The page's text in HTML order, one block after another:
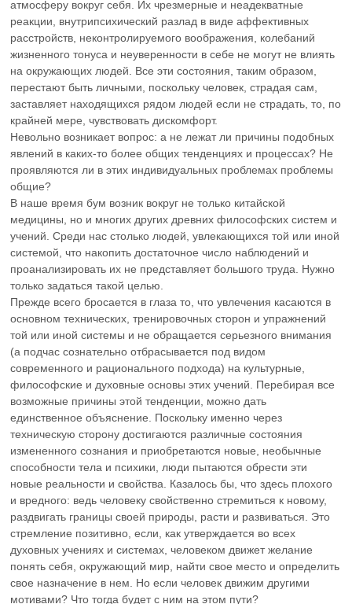
атмосферу вокруг себя. Их чрезмерные и неадекватные
реакции, внутрипсихический разлад в виде аффективных
расстройств, неконтролируемого воображения, колебаний
жизненного тонуса и неуверенности в себе не могут не влиять
на окружающих людей. Все эти состояния, таким образом,
перестают быть личными, поскольку человек, страдая сам,
заставляет находящихся рядом людей если не страдать, то, по
крайней мере, чувствовать дискомфорт.
Невольно возникает вопрос: а не лежат ли причины подобных
явлений в каких-то более общих тенденциях и процессах? Не
проявляются ли в этих индивидуальных проблемах проблемы
общие?
В наше время бум возник вокруг не только китайской
медицины, но и многих других древних философских систем и
учений. Среди нас столько людей, увлекающихся той или иной
системой, что накопить достаточное число наблюдений и
проанализировать их не представляет большого труда. Нужно
только задаться такой целью.
Прежде всего бросается в глаза то, что увлечения касаются в
основном технических, тренировочных сторон и упражнений
той или иной системы и не обращается серьезного внимания
(а подчас сознательно отбрасывается под видом
современного и рационального подхода) на культурные,
философские и духовные основы этих учений. Перебирая все
возможные причины этой тенденции, можно дать
единственное объяснение. Поскольку именно через
техническую сторону достигаются различные состояния
измененного сознания и приобретаются новые, необычные
способности тела и психики, люди пытаются обрести эти
новые реальности и свойства. Казалось бы, что здесь плохого
и вредного: ведь человеку свойственно стремиться к новому,
раздвигать границы своей природы, расти и развиваться. Это
стремление позитивно, если, как утверждается во всех
духовных учениях и системах, человеком движет желание
понять себя, окружающий мир, найти свое место и определить
свое назначение в нем. Но если человек движим другими
мотивами? Что тогда будет с ним на этом пути?